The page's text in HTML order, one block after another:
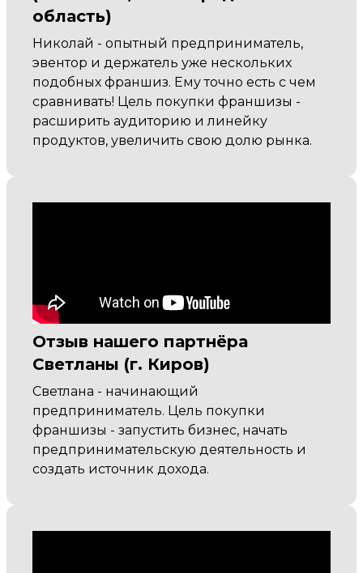
область)
Николай - опытный предприниматель,
эвентор и держатель уже нескольких
подобных франшиз. Ему точно есть с чем
сравнивать! Цель покупки франшизы -
расширить аудиторию и линейку
продуктов, увеличить свою долю рынка.
Отзыв нашего партнёра
Светланы (г. Киров)
Светлана - начинающий
предприниматель. Цель покупки
франшизы - запустить бизнес, начать
предпринимательскую деятельность и
создать источник дохода.